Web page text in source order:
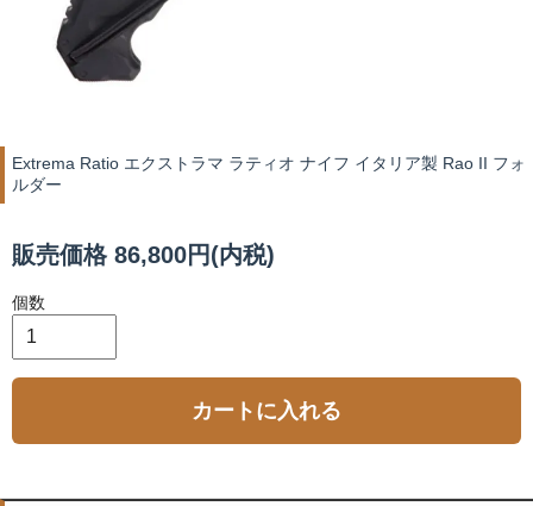
Extrema Ratio エクストラマ ラティオ ナイフ イタリア製 Rao II フォ
ルダー
販売価格 86,800円(内税)
個数
カートに入れる